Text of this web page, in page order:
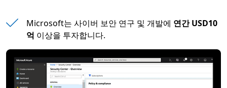
Microsoft는 사이버 보안 연구 및 개발에 연간 USD10
억 이상을 투자합니다.